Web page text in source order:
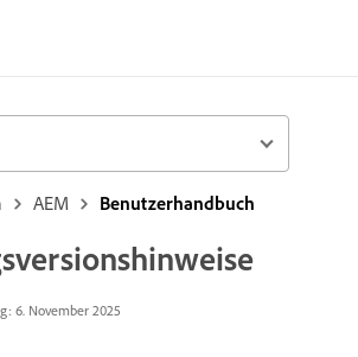
AEM Benutzerhandbuch
6. November 2025